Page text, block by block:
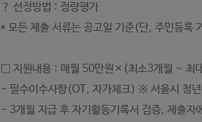
？ 선정방법 : 정량평가
* 모든 제출 서류는 공고일 기준(단, 주민등록
□ 지원내용 : 매월 50만원×(최소3개월 ~ 최
- 필수이수사항(OT, 자가체크) ※ 서울시 청년
- 3개월 지급 후 자기활동기록서 검증, 제출자